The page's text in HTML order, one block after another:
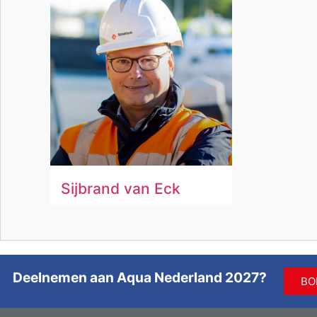
Sijbrand van Eck
Deelnemen aan Aqua Nederland 2027?